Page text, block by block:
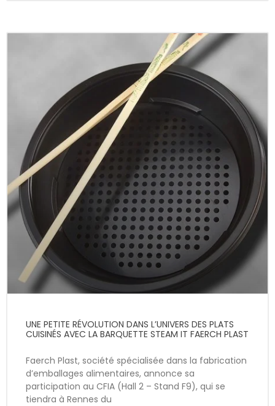
UNE PETITE RÉVOLUTION DANS L’UNIVERS DES PLATS
CUISINÉS AVEC LA BARQUETTE STEAM IT FAERCH PLAST
Faerch Plast, société spécialisée dans la fabrication
d’emballages alimentaires, annonce sa
participation au CFIA (Hall 2 – Stand F9), qui se
tiendra à Rennes du